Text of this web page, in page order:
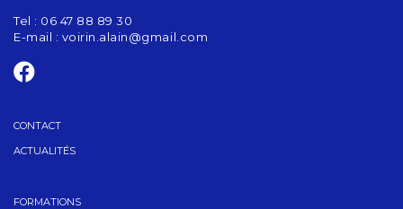
Tel : 06 47 88 89 30
E-mail : voirin.alain@gmail.com
CONTACT
ACTUALITÉS
FORMATIONS